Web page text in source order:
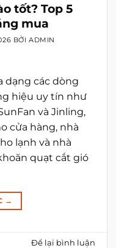
tốt? Top 5
mua
BỞI ADMIN
dạng các dòng
hiệu uy tín như
và Jinling,
cửa hàng, nhà
lạnh và nhà
quạt cắt gió
→
Để lại bình luận